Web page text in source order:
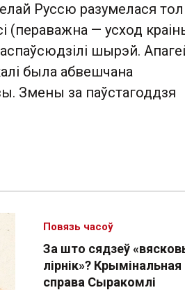
Руссю разумелася
(пераважна — усход
шырэй.
была абвешчана
Змены за паўстагоддзя
За што сядзеў
лірнік»? Крымінальная
справа Сыракомлі
Повязь часоў